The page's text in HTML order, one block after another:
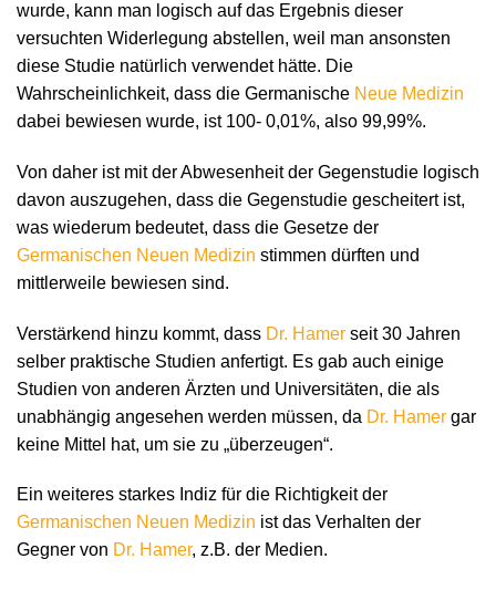
wurde, kann man logisch auf das Ergebnis dieser
versuchten Widerlegung abstellen, weil man ansonsten
diese Studie natürlich verwendet hätte. Die
Wahrscheinlichkeit, dass die Germanische Neue Medizin
dabei bewiesen wurde, ist 100- 0,01%, also 99,99%.
Von daher ist mit der Abwesenheit der Gegenstudie logisch
davon auszugehen, dass die Gegenstudie gescheitert ist,
was wiederum bedeutet, dass die Gesetze der
Germanischen Neuen Medizin stimmen dürften und
mittlerweile bewiesen sind.
Verstärkend hinzu kommt, dass Dr. Hamer seit 30 Jahren
selber praktische Studien anfertigt. Es gab auch einige
Studien von anderen Ärzten und Universitäten, die als
unabhängig angesehen werden müssen, da Dr. Hamer gar
keine Mittel hat, um sie zu „überzeugen“.
Ein weiteres starkes Indiz für die Richtigkeit der
Germanischen Neuen Medizin ist das Verhalten der
Gegner von Dr. Hamer, z.B. der Medien.